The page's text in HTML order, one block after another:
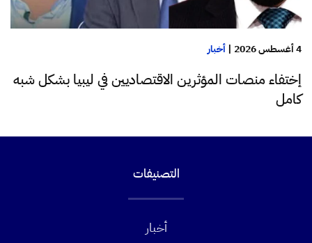
4 أغسطس 2026 | أخبار
إختفاء منصات المؤثرين الاقتصاديين في ليبيا بشكل شبه
كامل
التصنيفات
أخبار